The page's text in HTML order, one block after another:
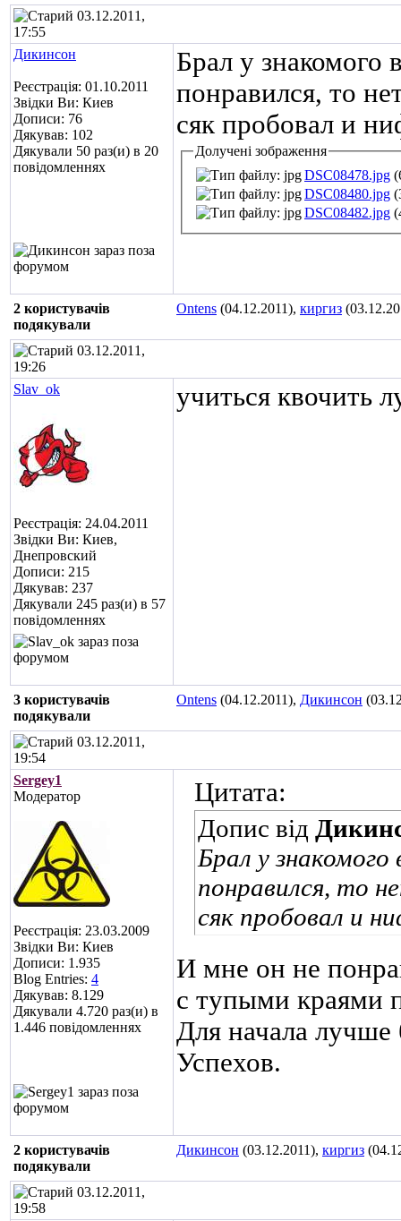
03.12.2011,
17:55
Дикинсон
Реєстрація: 01.10.2011
Звідки Ви: Киев
Дописи: 76
Дякував: 102
Дякували 50 раз(и) в 20
повідомленнях
Брал у знакомого
понравился, то
сяк пробовал и
Долучені зображення
DSC08478.jpg
DSC08480.jpg
DSC08482.jpg
2 користувачів
подякували
Ontens (04.12.2011), киргиз
03.12.2011,
19:26
Slav_ok
Реєстрація: 24.04.2011
Звідки Ви: Киев,
Днепровский
Дописи: 215
Дякував: 237
Дякували 245 раз(и) в 57
повідомленнях
учиться квочить
3 користувачів
подякували
Ontens (04.12.2011), Дикинсон
03.12.2011,
19:54
Sergey1
Модератор
Реєстрація: 23.03.2009
Звідки Ви: Киев
Дописи: 1.935
Blog Entries: 4
Дякував: 8.129
Дякували 4.720 раз(и) в
1.446 повідомленнях
Цитата:
Допис від
Брал у
понравился, то
сяк пробовал и
И мне он не
с тупыми краями
Для начала
Успехов.
2 користувачів
подякували
Дикинсон (03.12.2011), киргиз
03.12.2011,
19:58